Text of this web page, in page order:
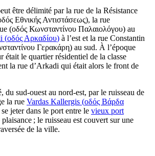
être délimité par la rue de la Résistance
Εθνικής Αντιστάσεως), la rue
(οδός Κωνσταντίνου Παλαιολόγου) au
(οδός Αρκαδίου) à l’est et la rue Constantin
Γερακάρη) au sud. À l’époque
était le quartier résidentiel de la classe
la rue d’Arkadi qui était alors le front de
du sud-ouest au nord-est, par le ruisseau de
la rue Vardas Kallergis (οδός Βάρδα
jeter dans le port entre le vieux port
; le ruisseau est couvert sur une
de la ville.